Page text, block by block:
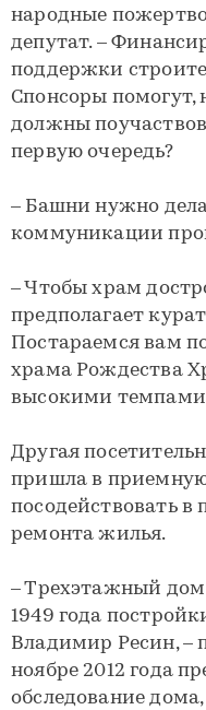
народные
депутат. –
поддержки
Спонсоры
должны
первую очередь?
– Башни нужно
коммуникации
– Чтобы храм
предполагает
Постараемся вам
храма Рождества
высокими
Другая
пришла в
посодействовать в
ремонта жилья.
– Трехэтажный
1949 года
Владимир Ресин, –
ноябре 2012 года
обследование